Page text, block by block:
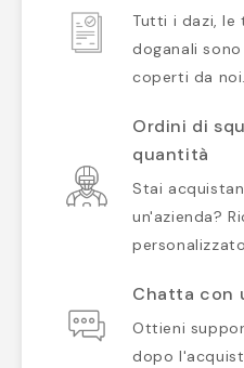
Tutti i dazi, le
doganali
coperti da noi.
Ordini di
quantità
Stai
un'azienda?
personalizzato
Chatta con
Ottieni
dopo